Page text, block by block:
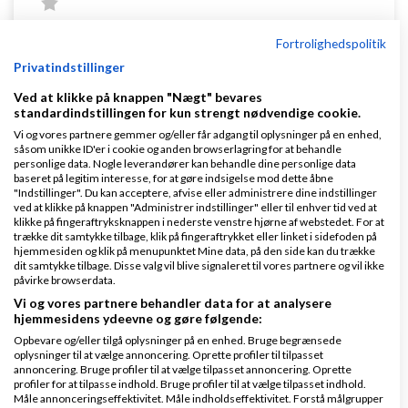
Nå men du er meget velkommen til at sende mail til
mig med tøj, sko børnesko mm.
memy@live.dk
Svar
Fortrolighedspolitik
Privatindstillinger
Ved at klikke på knappen "Nægt" bevares
standardindstillingen for kun strengt nødvendige cookie.
Vi og vores partnere gemmer og/eller får adgang til oplysninger på en enhed,
såsom unikke ID'er i cookie og anden browserlagring for at behandle
personlige data. Nogle leverandører kan behandle dine personlige data
baseret på legitim interesse, for at gøre indsigelse mod dette åbne
"Indstillinger". Du kan acceptere, afvise eller administrere dine indstillinger
ved at klikke på knappen "Administrer indstillinger" eller til enhver tid ved at
klikke på fingeraftryksknappen i nederste venstre hjørne af webstedet. For at
trække dit samtykke tilbage, klik på fingeraftrykket eller linket i sidefoden på
hjemmesiden og klik på menupunktet Mine data, på den side kan du trække
dit samtykke tilbage. Disse valg vil blive signaleret til vores partnere og vil ikke
påvirke browserdata.
Vi og vores partnere behandler data for at analysere
hjemmesidens ydeevne og gøre følgende:
Opbevare og/eller tilgå oplysninger på en enhed. Bruge begrænsede
oplysninger til at vælge annoncering. Oprette profiler til tilpasset
annoncering. Bruge profiler til at vælge tilpasset annoncering. Oprette
profiler for at tilpasse indhold. Bruge profiler til at vælge tilpasset indhold.
Måle annonceringseffektivitet. Måle indholdseffektivitet. Forstå målgrupper